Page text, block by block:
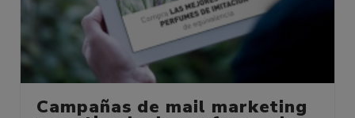
Campañas de mail marketing